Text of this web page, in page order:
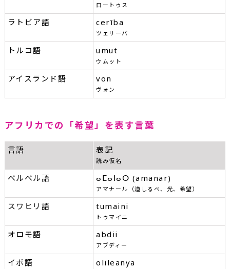
ロートゥス
ラトビア語 cerība
ツェリーバ
トルコ語 umut
ウムット
アイスランド語 von
ヴォン
アフリカでの「希望」を表す言葉
言語 表記
読み仮名
ベルベル語 ⴰⵎⴰⵏⴰⵔ (amanar)
アマナール（道しるべ、光、希望）
スワヒリ語 tumaini
トゥマイニ
オロモ語 abdii
アブディー
イボ語 olileanya